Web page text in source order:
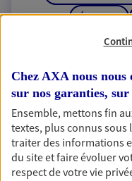
ÉPARGNE
1 résultat
recherche
Chez AXA nous nous
sur nos garanties, sur
Ensemble, mettons fin
textes, plus connus sous
traiter des informations
du site et faire évoluer
respect de votre vie